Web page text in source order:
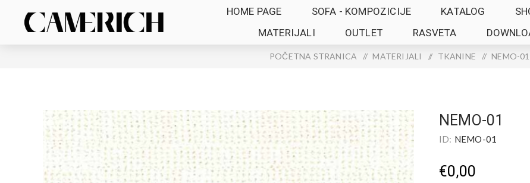
HOME PAGE SOFA - KOMPOZICIJE KATALOG
MATERIJALI
OUTLET RASVETA
POČETNA STRANICA / MATERIJALI / TKANINE / NEMO-01
NEMO-01
ID: NEMO-01
€0,00